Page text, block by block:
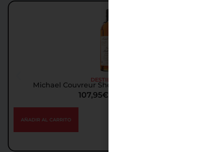
DESTILADOS
Michael Couvreur Sherry Oak Cask Whisky
107,95€
AÑADIR AL CARRITO